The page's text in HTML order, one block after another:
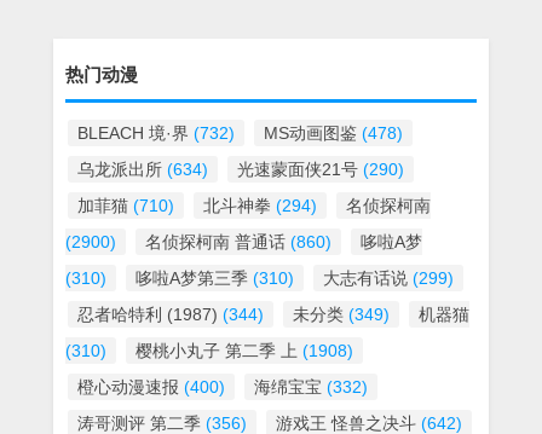
热门动漫
BLEACH 境·界 (732) MS动画图鉴 (478)
乌龙派出所 (634) 光速蒙面侠21号 (290)
加菲猫 (710) 北斗神拳 (294)
名侦探柯南
(2900)
名侦探柯南 普通话 (860)
哆啦A梦
(310)
哆啦A梦第三季 (310) 大志有话说 (299)
忍者哈特利 (1987) (344) 未分类 (349)
机器猫
(310)
樱桃小丸子 第二季 上 (1908)
橙心动漫速报 (400) 海绵宝宝 (332)
涛哥测评 第二季 (356) 游戏王 怪兽之决斗 (642)